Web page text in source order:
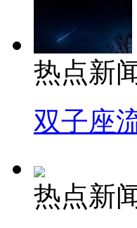
热点新
双子座
热点新